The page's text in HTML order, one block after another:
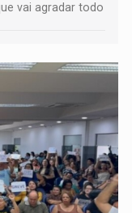
vai agradar todo